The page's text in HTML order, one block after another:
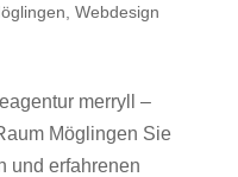
Webdesign
merryll –
Möglingen Sie
und erfahrenen